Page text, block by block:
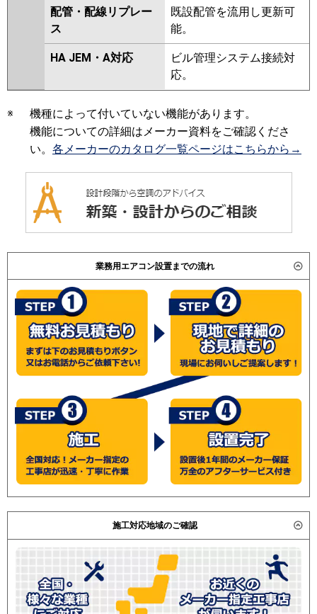
配管・配線リプレー
ス
既設配管を流用し更新可
能。
HA JEM・A対応
ビル管理システム接続対
応。
※
機種によって付いていない機能があります。
機能についての詳細はメーカー資料をご確認くださ
い。 各メーカーのカタログ一覧ページはこちらから→
業務用エアコン設置までの流れ
施工対応地域のご確認